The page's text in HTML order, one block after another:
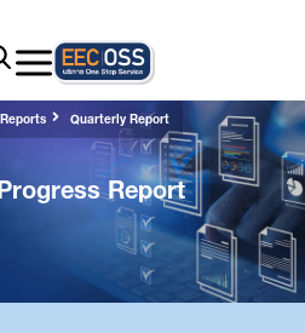
Quarterly Report
Report